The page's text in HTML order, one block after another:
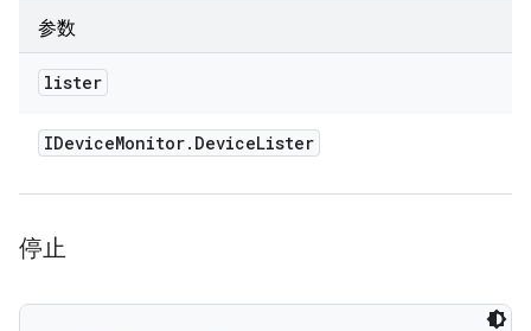
参数
lister
IDeviceMonitor. DeviceLister
停止